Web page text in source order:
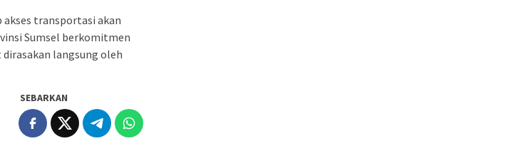
akses transportasi akan
Sumsel berkomitmen
langsung oleh
SEBARKAN